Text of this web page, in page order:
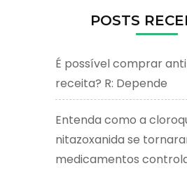
POSTS
É possível comprar
receita? R: Depende
Entenda como a
nitazoxanida se
medicamentos